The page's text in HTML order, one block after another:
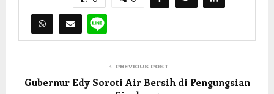
PREVIOUS POST
Gubernur Edy Soroti Air Bersih di Pengungsian